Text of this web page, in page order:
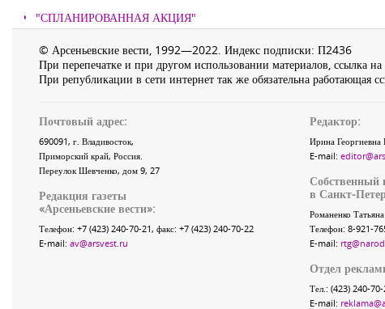
"СПЛАНИРОВАННАЯ АКЦИЯ"
© Арсеньевские вести, 1992—2022. Индекс подписки: П2436
При перепечатке и при другом использовании материалов, ссылка на
При републикации в сети интернет так же обязательна работающая
Почтовый адрес:
690091, г. Владивосток,
Приморский край, Россия.
Переулок Шевченко, дом 9, 27
Редакция газеты
«Арсеньевские вести»:
Телефон: +7 (423) 240-70-21, факс: +7 (423) 240-70-22
E-mail: av@arsvest.ru
Редактор:
Ирина Георгиевна
E-mail:
Собственный
в Санкт-
Романенко
Телефон: 8-921-
E-mail:
Отдел
Тел.: (423) 240-
E-mail: